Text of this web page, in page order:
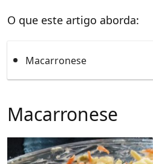
O que este artigo aborda:
Macarronese
Macarronese